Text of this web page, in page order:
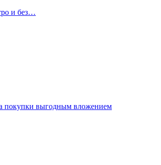
и без…
покупки выгодным вложением